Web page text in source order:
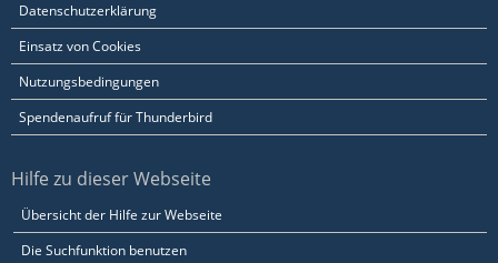
Datenschutzerklärung
Einsatz von Cookies
Nutzungsbedingungen
Spendenaufruf für Thunderbird
Hilfe zu dieser Webseite
Übersicht der Hilfe zur Webseite
Die Suchfunktion benutzen